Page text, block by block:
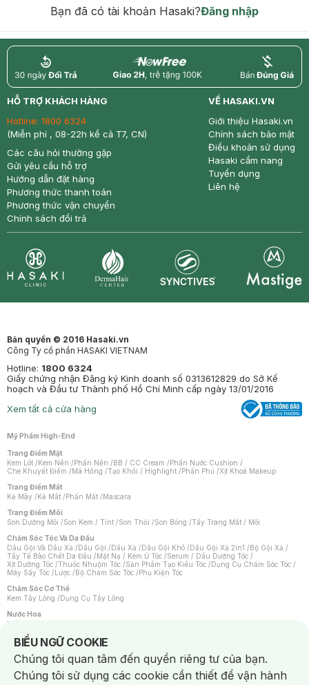
Bạn đã có tài khoản Hasaki?Đăng nhập
return nowfree price
HỖ TRỢ KHÁCH HÀNG
Hotline: 1800 6324
(Miễn phí , 08-22h kể cả T7, CN)
Các câu hỏi thường gặp
Gửi yêu cầu hỗ trợ
Hướng dẫn đặt hàng
Phương thức thanh toán
Phương thức vận chuyển
Chính sách đổi trả
VỀ HASAKI.VN
Giới thiệu Hasaki.vn
Chính sách bảo mật
Điều khoản sử dụng
Hasaki cẩm nang
Tuyển dụng
Liên hệ
Bản quyền © 2016 Hasaki.vn
Công Ty cổ phần HASAKI VIETNAM
Hotline: 1800 6324
Giấy chứng nhận Đăng ký Kinh doanh số 0313612829 do Sở Kế
hoạch và Đầu tư Thành phố Hồ Chí Minh cấp ngày 13/01/2016
Xem tất cả cửa hàng
Mỹ Phẩm High-End
Trang Điểm Mặt
Kem Lót /Kem Nền /Phấn Nền /BB / CC Cream /Phấn Nước Cushion /
Che Khuyết Điểm /Má Hồng /Tạo Khối / Highlight /Phấn Phủ /Xịt Khoá Makeup
Trang Điểm Mắt
Kẻ Mày /Kẻ Mắt /Phấn Mắt /Mascara
Trang Điểm Môi
Son Dưỡng Môi /Son Kem / Tint /Son Thỏi /Son Bóng /Tẩy Trang Mắt / Môi
Chăm Sóc Tóc Và Da Đầu
Dầu Gội Và Dầu Xả /Dầu Gội /Dầu Xả /Dầu Gội Khô /Dầu Gội Xả 2in1 /Bộ Gội Xả /
Tẩy Tế Bào Chết Da Đầu /Mặt Nạ / Kem Ủ Tóc /Serum / Dầu Dưỡng Tóc /
Xịt Dưỡng Tóc /Thuốc Nhuộm Tóc /Sản Phẩm Tạo Kiểu Tóc /Dụng Cụ Chăm Sóc Tóc /
Máy Sấy Tóc /Lược /Bộ Chăm Sóc Tóc /Phụ Kiện Tóc
Chăm Sóc Cơ Thể
Kem Tẩy Lông /Dụng Cụ Tẩy Lông
Nước Hoa
Nước Hoa Nữ
Chăm Sóc Cá Nhân
Chống Muỗi /Khẩu Trang /Máy Massage/Mặt Nạ Xông Hơi /Nước Rửa Tay/
Sản Phẩm Chăm Sóc Khác /Bàn Chải Đánh Răng /Bàn Chải Điện/
Hỗ Trợ Trắng Răng/Kem Đánh Răng /Máy Tăm Nước/ Nước Súc Miệng/
Tăm / Chỉ Nha Khoa/ Xịt Thơm Miệng / Dung Dịch Vệ Sinh/Dưỡng Vùng Kín/
BIỂU NGỮ COOKIE
Notice about cookies usage
Chúng tôi quan tâm đến quyền riêng tư của bạn.
Chúng tôi sử dụng các cookie cần thiết để vận hành